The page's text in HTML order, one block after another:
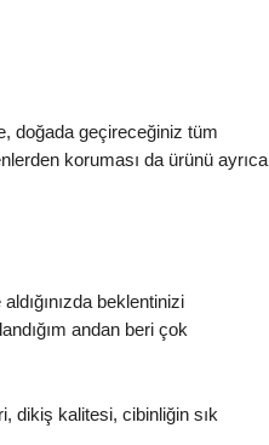
doğada geçireceğiniz tüm
koruması da ürünü ayrıca
beklentinizi
andan beri çok
dikiş kalitesi, cibinliğin sık